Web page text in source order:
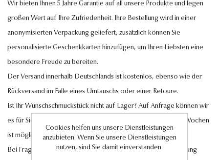
Wir bieten Ihnen 5 Jahre Garantie auf all unsere Produkte und legen
großen Wert auf Ihre Zufriedenheit. Ihre Bestellung wird in einer
anonymisierten Verpackung geliefert, zusätzlich können Sie
personalisierte Geschenkkarten hinzufügen, um Ihren Liebsten eine
besondere Freude zu bereiten.
Der Versand innerhalb Deutschlands ist kostenlos, ebenso wie der
Rückversand im Falle eines Umtauschs oder einer Retoure.
Ist Ihr Wunschschmuckstück nicht auf Lager? Auf Anfrage können wir
es für Sie anfertigen lassen. Eine Lieferung innerhalb von 6-7 Wochen
ist möglich.
Bei Fragen steht Ihnen unser Kundenservice gerne zur Verfügung
Cookies helfen uns unsere Dienstleistungen
anzubieten. Wenn Sie unsere Dienstleistungen
nutzen, sind Sie damit einverstanden.